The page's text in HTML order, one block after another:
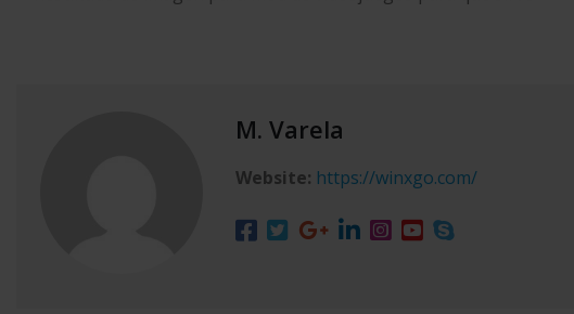
M. Varela
Website: https://winxgo.com/